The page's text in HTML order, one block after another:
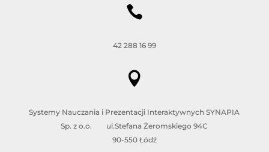

42 288 16 99

Systemy Nauczania i Prezentacji Interaktywnych SYNAPIA
Sp. z o.o. ul.Stefana Żeromskiego 94C
90-550 Łódź